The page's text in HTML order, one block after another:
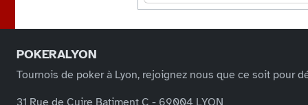
POKERALYON
Tournois de poker à Lyon, rejoignez nous que ce soit pour
31 Rue de Cuire Batiment C - 69004 LYON